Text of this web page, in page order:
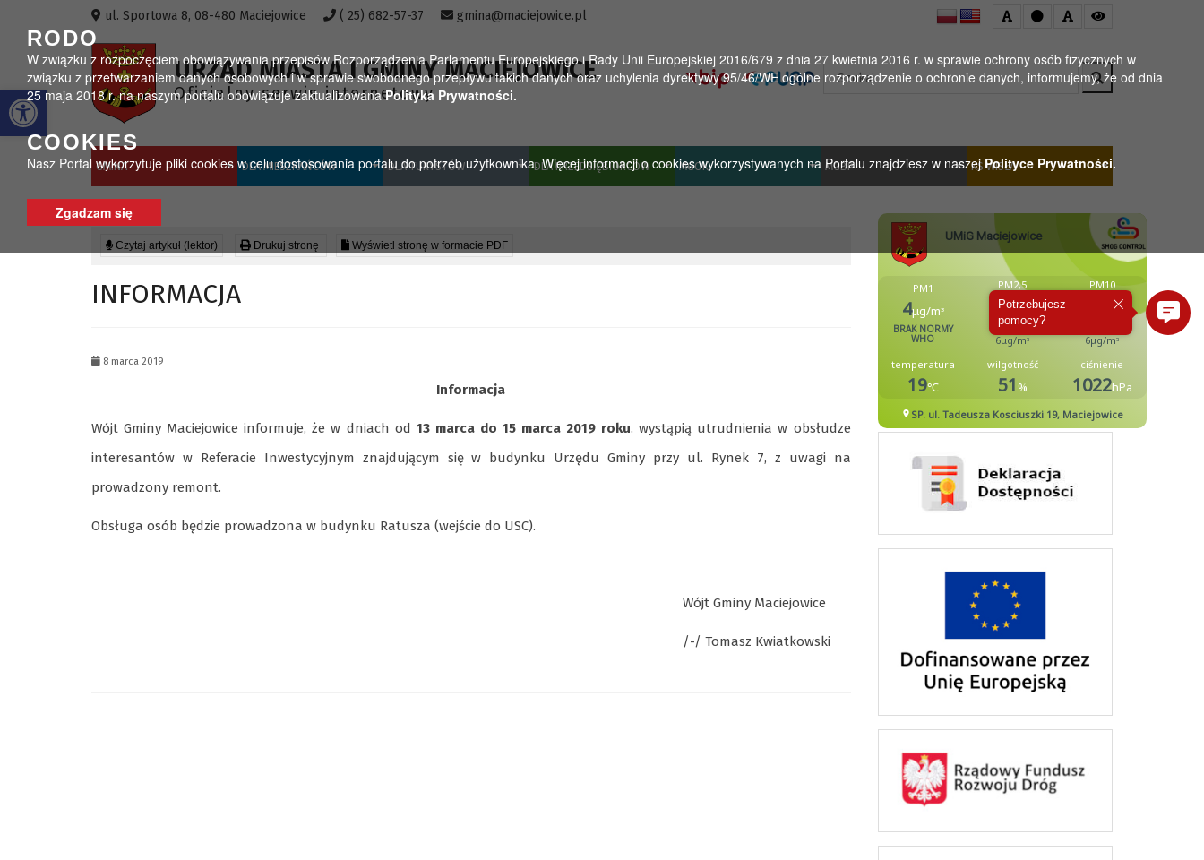
Otwórz pasek narzędzi
RODO
W związku z rozpoczęciem obowiązywania przepisów Rozporządzenia Parlamentu Europejskiego i Rady Unii Europejskiej 2016/679 z dnia 27 kwietnia 2016 r. w sprawie ochrony osób fizycznych w
związku z przetwarzaniem danych osobowych i w sprawie swobodnego przepływu takich danych oraz uchylenia dyrektywy 95/46/WE ogólne rozporządzenie o ochronie danych, informujemy, że od dnia
25 maja 2018 r. na naszym portalu obowiązuje zaktualizowanaPolityka Prywatności.
COOKIES
Nasz Portal wykorzytuje pliki cookies w celu dostosowania portalu do potrzeb użytkownika. Więcej informacji o cookies wykorzystywanych na Portalu znajdziesz w naszejPolityce Prywatności.
Zgadzam się
ul. Sportowa 8, 08-480 Maciejowice ( 25) 682-57-37 gmina@maciejowice.pl
URZĄD MIASTA I GMINY MACIEJOWICE
Oficjalny serwis internetowy
Wyszukaj
GMINA DLA MIESZKAŃCÓW DLA TURYSTÓW DLA PRZEDSIĘBIORCÓW MGOK MGBP KS WISŁA
Czytaj artykuł (lektor) Drukuj stronę Wyświetl stronę w formacie PDF
INFORMACJA
8 marca 2019
Informacja
Wójt Gminy Maciejowice informuje, że w dniach od 13 marca do 15 marca 2019 roku. wystąpią utrudnienia w obsłudze
interesantów w Referacie Inwestycyjnym znajdującym się w budynku Urzędu Gminy przy ul. Rynek 7, z uwagi na
prowadzony remont.
Obsługa osób będzie prowadzona w budynku Ratusza (wejście do USC).
Wójt Gminy Maciejowice
/-/ Tomasz Kwiatkowski
Potrzebujesz
pomocy?